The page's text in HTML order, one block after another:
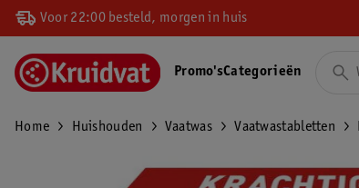
Voor 22:00 besteld, morgen in huis
Promo'sCategorieën
Home Huishouden Vaatwas Vaatwastabletten